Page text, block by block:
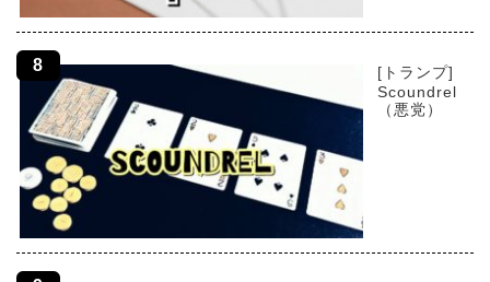
[トランプ]
Scoundrel
（悪党）